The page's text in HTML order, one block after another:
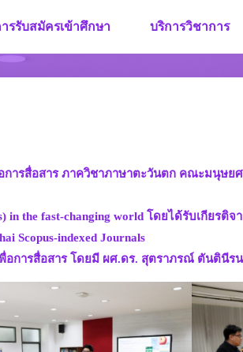
รรับสมัครเข้าศึกษา บริการวิชาการ
รสื่อสาร ภาควิชาภาษาตะวันตก คณะมนุษย
in the fast-changing world โดยได้รับเกีย
Scopus-indexed Journals
การสื่อสาร โดยมี ผศ.ดร. สุตราภรณ์ ตันตินีร